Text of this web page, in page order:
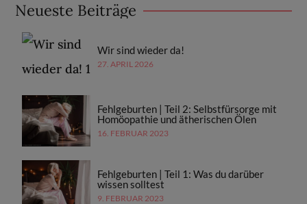
Neueste Beiträge
Wir sind wieder da!
27. APRIL 2026
Fehlgeburten | Teil 2: Selbstfürsorge mit
Homöopathie und ätherischen Ölen
16. FEBRUAR 2023
Fehlgeburten | Teil 1: Was du darüber
wissen solltest
9. FEBRUAR 2023